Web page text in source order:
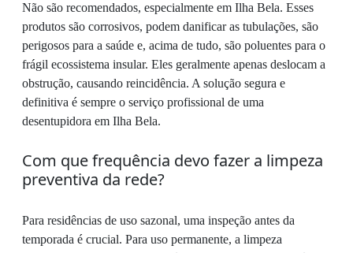
Não são recomendados, especialmente em Ilha Bela. Esses
produtos são corrosivos, podem danificar as tubulações, são
perigosos para a saúde e, acima de tudo, são poluentes para o
frágil ecossistema insular. Eles geralmente apenas deslocam a
obstrução, causando reincidência. A solução segura e
definitiva é sempre o serviço profissional de uma
desentupidora em Ilha Bela.
Com que frequência devo fazer a limpeza
preventiva da rede?
Para residências de uso sazonal, uma inspeção antes da
temporada é crucial. Para uso permanente, a limpeza